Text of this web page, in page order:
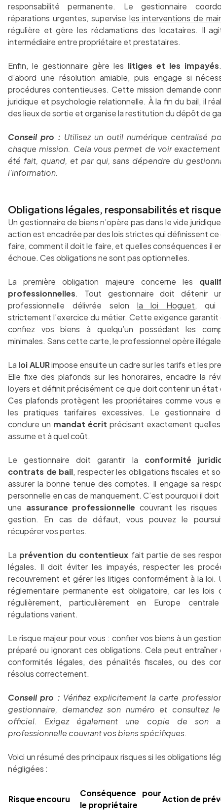
responsabilité permanente. Le gestionnaire
réparations urgentes, supervise les interventions de
régulière et gère les réclamations des locataires. Il
intermédiaire entre propriétaire et prestataires.
Enfin, le gestionnaire gère les litiges et les impayés
d’abord une résolution amiable, puis engage si
procédures contentieuses. Cette mission demande
juridique et psychologie relationnelle. À la fin du bail, il
des lieux de sortie et organise la restitution du dépôt de
Conseil pro : Utilisez un outil numérique centralisé
chaque mission. Cela vous permet de voir
été fait, quand, et par qui, sans dépendre du
l’information.
Obligations légales, responsabilités et
Un gestionnaire de biens n’opère pas dans le vide
action est encadrée par des lois strictes qui définissent ce
faire, comment il doit le faire, et quelles conséquences il
échoue. Ces obligations ne sont pas optionnelles.
La première obligation majeure concerne les
professionnelles. Tout gestionnaire doit détenir
professionnelle délivrée selon la loi Hoguet, qui
strictement l’exercice du métier. Cette exigence garantit
confiez vos biens à quelqu’un possédant les
minimales. Sans cette carte, le professionnel opère
La loi ALURimpose ensuite un cadre sur les tarifs et les
Elle fixe des plafonds sur les honoraires, encadre la
loyers et définit précisément ce que doit contenir un état
Ces plafonds protègent les propriétaires comme vous
les pratiques tarifaires excessives. Le gestionnaire
conclure un mandat écrit précisant exactement
assume et à quel coût.
Le gestionnaire doit garantir la conformité
contrats de bail, respecter les obligations fiscales et
assurer la bonne tenue des comptes. Il engage sa
personnelle en cas de manquement. C’est pourquoi il
une assurance professionnelle couvrant les
gestion. En cas de défaut, vous pouvez le
récupérer vos pertes.
La prévention du contentieux fait partie de ses
légales. Il doit éviter les impayés, respecter les
recouvrement et gérer les litiges conformément à la loi.
réglementaire permanente est obligatoire, car les lois
régulièrement, particulièrement en Europe
régulations varient.
Le risque majeur pour vous : confier vos biens à un
préparé ou ignorant ces obligations. Cela peut entraîner
conformités légales, des pénalités fiscales, ou des
résolus correctement.
Conseil pro : Vérifiez explicitement la carte
gestionnaire, demandez son numéro et consultez
officiel. Exigez également une copie de son
professionnelle couvrant vos biens spécifiques.
Voici un résumé des principaux risques si les obligations
négligées :
Risque encouru
Conséquence pour
le propriétaire
Action de